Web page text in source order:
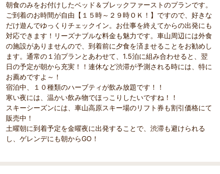
朝食のみをお付けしたベッド＆ブレックファーストのプランです。
ご到着のお時間が自由【１５時～２９時ＯＫ！】ですので、好きな
だけ遊んでゆっくりチェックイン。お仕事を終えてからの出発にも
対応できます！リーズナブルな料金も魅力です。車山周辺には外食
の施設がありませんので、到着前に夕食を済ませることをお勧めし
ます。通常の１泊プランとあわせて、1.5泊に組み合わせると、翌
日の予定が朝から充実！！連休など渋滞が予測される時には、特に
お薦めですよ～！
宿泊中、１０種類のハーブティが飲み放題です！！
寒い夜には、温かい飲み物でほっこりしたいですね！！
スキーシーズンには、車山高原スキー場のリフト券も割引価格にて
販売中！
土曜朝に到着予定を金曜夜に出発することで、渋滞も避けられる
し、ゲレンデにも朝からGO！